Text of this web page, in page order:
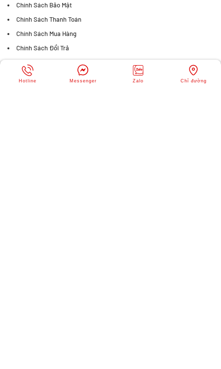
Chính Sách Bảo Mật
Chính Sách Thanh Toán
Chính Sách Mua Hàng
Chính Sách Đổi Trả
FANPAGE FACEBOOK
Hotline Messenger Zalo Chỉ đường